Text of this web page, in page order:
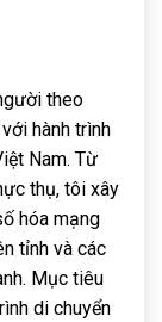
theo
hành trình
Nam. Từ
thụ, tôi xây
hóa mạng
tỉnh và các
Mục tiêu
di chuyển